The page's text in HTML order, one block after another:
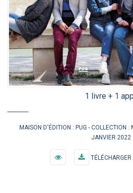
1 livre + 1
MAISON D'ÉDITION : PUG COLLECTION :
JANVIER 2022